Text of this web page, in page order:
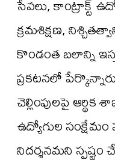
సేవ‌లు, కాంట్రాక్ట్
క్ర‌మ‌శిక్ష‌ణ‌,
కొండంత బ‌లాన్ని
ప్రకటనలో
చెల్లింపుల‌పై ఆర్థిక
ఉద్యోగుల సంక్షేమం
నిదర్శనమని స్ప‌ష్టం